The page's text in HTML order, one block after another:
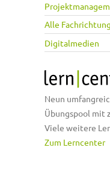
Alle
Digitalmedien
Neun
Übungspool mit
Viele weitere
Zum Lerncenter